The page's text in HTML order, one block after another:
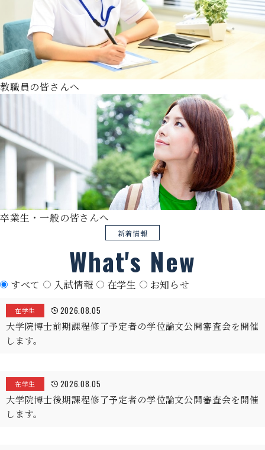
教職員の皆さんへ
卒業生・一般の皆さんへ
新着情報
What's New
すべて 入試情報 在学生 お知らせ
在学生 2026.08.05
大学院博士前期課程修了予定者の学位論文公開審査会を開催
します。
在学生 2026.08.05
大学院博士後期課程修了予定者の学位論文公開審査会を開催
します。